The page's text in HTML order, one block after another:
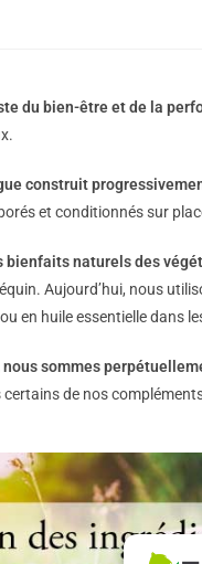
du bien-être et de la
construit
et conditionnés sur
bienfaits naturels des
Aujourd’hui, nous
en huile essentielle dans
sommes
de nos